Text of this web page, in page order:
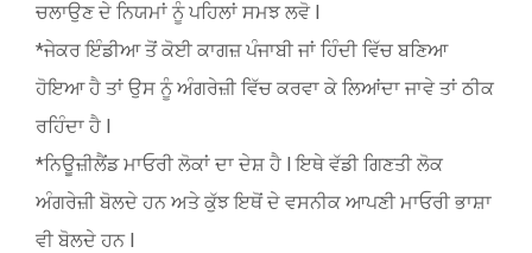
ਚਲਾਉਣ ਦੇ ਨਿਯਮਾਂ ਨੂੰ ਪਹਿਲਾਂ ਸਮਝ ਲਵੋ l
*ਜੇਕਰ ਇੰਡੀਆ ਤੋਂ ਕੋਈ ਕਾਗਜ਼ ਪੰਜਾਬੀ ਜਾਂ ਹਿੰਦੀ ਵਿੱਚ ਬਣਿਆ
ਹੋਇਆ ਹੈ ਤਾਂ ਉਸ ਨੂੰ ਅੰਗਰੇਜ਼ੀ ਵਿੱਚ ਕਰਵਾ ਕੇ ਲਿਆਂਦਾ ਜਾਵੇ ਤਾਂ ਠੀਕ
ਰਹਿੰਦਾ ਹੈ l
*ਨਿਊਜ਼ੀਲੈਂਡ ਮਾਓਰੀ ਲੋਕਾਂ ਦਾ ਦੇਸ਼ ਹੈ l ਇਥੇ ਵੱਡੀ ਗਿਣਤੀ ਲੋਕ
ਅੰਗਰੇਜ਼ੀ ਬੋਲਦੇ ਹਨ ਅਤੇ ਕੁੱਝ ਇਥੋਂ ਦੇ ਵਸਨੀਕ ਆਪਣੀ ਮਾਓਰੀ ਭਾਸ਼ਾ
ਵੀ ਬੋਲਦੇ ਹਨ l